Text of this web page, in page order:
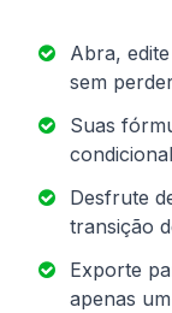
Abra,
sem
Suas
Desfrute
transição
Exporte
apenas